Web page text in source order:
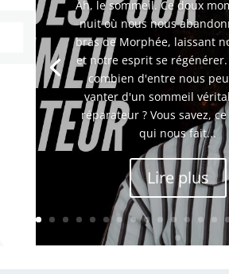
Ah, le sommeil. Ce doux
nuit où nous nous
bras de Morphée, laissant
et notre esprit se
combien d'entre nous
vanter d'un sommeil
réparateur ? Vous savez,
qui nous fait...
Lire plus